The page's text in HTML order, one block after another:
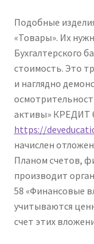
Подобные
«Товары». Их
Бухгалтерского
стоимость. Это
и наглядно
активы» КРЕДИТ
https://
начислен
Планом счетов,
производит
58 «Финансовые
учитываются
счет этих